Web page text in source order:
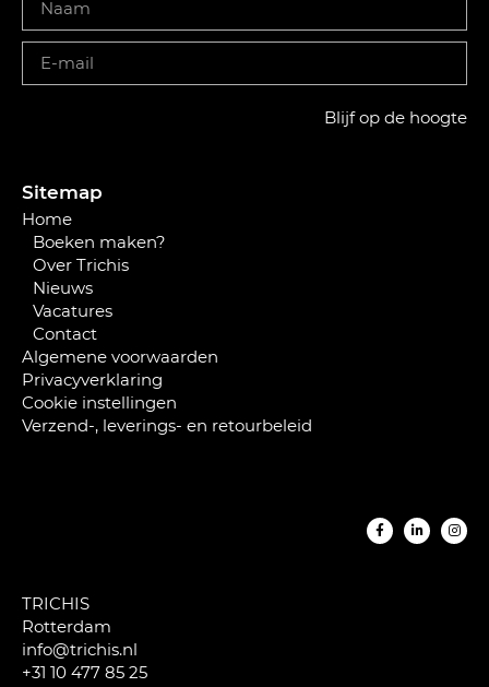
Blijf op de hoogte
Sitemap
Home
Boeken maken?
Over Trichis
Nieuws
Vacatures
Contact
Algemene voorwaarden
Privacyverklaring
Cookie instellingen
Verzend-, leverings- en retourbeleid
TRICHIS
Rotterdam
info@trichis.nl
+31 10 477 85 25